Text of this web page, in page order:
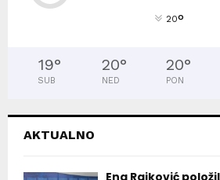
20°
19°
SUB
20°
NED
20°
PON
AKTUALNO
Ena Rajković